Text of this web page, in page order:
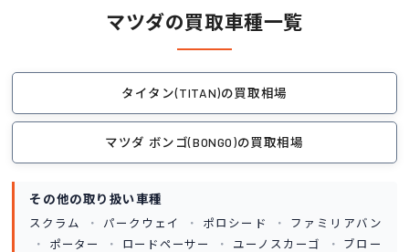
マツダの買取車種一覧
タイタン(TITAN)の買取相場
マツダ ボンゴ(BONGO)の買取相場
その他の取り扱い車種
スクラム パークウェイ ポロシード
ファミリアバン
ポーター
ロードペーサー ユーノスカーゴ
ブロー